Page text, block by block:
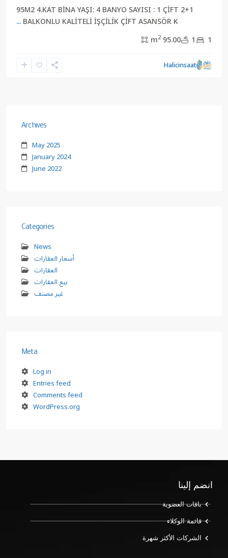
2+1 95M2 4.KAT BİNA YAŞI: 4 BANYO SAYISI : 1 ÇİFT
BALKONLU KALİTELİ İŞÇİLİK ÇİFT ASANSÖR K
...
1
1
95.00 m
2
Halicinsaat
Archives
May 2025
January 2024
June 2022
Categories
News
أسعار العقارات
العقارات
بيع العقارات
غير مصنف
Meta
Log in
Entries feed
Comments feed
WordPress.org
انضم إلينا
باقات العضوية
قائمة الوكلاء
الشركات الأكثر شهرة